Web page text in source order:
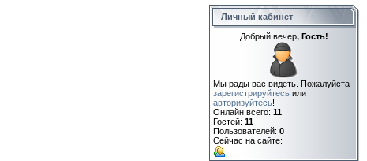
Личный кабинет
Добрый вечер, Гость!
Мы рады вас видеть. Пожалуйста
зарегистрируйтесь или
авторизуйтесь!
Онлайн всего: 11
Гостей: 11
Пользователей: 0
Сейчас на сайте: